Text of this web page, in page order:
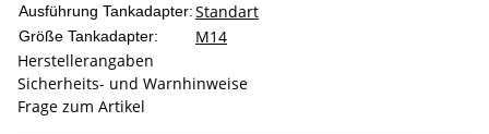
Ausführung Tankadapter:Standart
Größe Tankadapter:
M14
Herstellerangaben
Sicherheits- und Warnhinweise
Frage zum Artikel